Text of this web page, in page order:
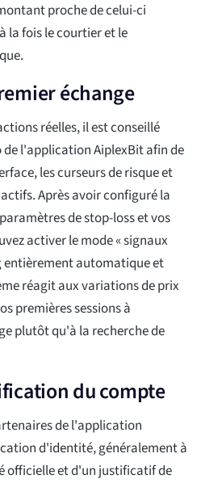
proche de celui-ci
la fois le courtier et le
échange
réelles, il est conseillé
l'application AiplexBit afin de
les curseurs de risque et
Après avoir configuré la
de stop-loss et vos
activer le mode « signaux
entièrement automatique et
réagit aux variations de prix
premières sessions à
plutôt qu'à la recherche de
du compte
de l'application
d'identité, généralement à
officielle et d'un justificatif de